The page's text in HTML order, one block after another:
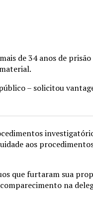
de 34 anos de
– solicitou
aos
que furtaram sua
na